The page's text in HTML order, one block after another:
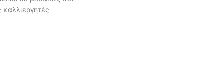
καλλιεργητές